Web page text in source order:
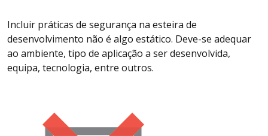
Incluir práticas de segurança na esteira de
desenvolvimento não é algo estático. Deve-se adequar
ao ambiente, tipo de aplicação a ser desenvolvida,
equipa, tecnologia, entre outros.